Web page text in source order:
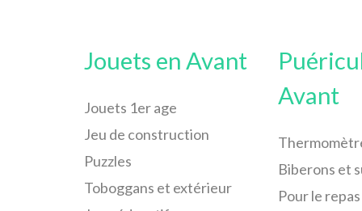
Jouets en Avant
Jouets 1er age
Jeu de construction
Puzzles
Toboggans et extérieur
Avant
Biberons et
Pour le repas